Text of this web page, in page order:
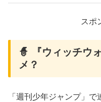
スポ
🧙 『ウィッチウ
メ？
「週刊少年ジャンプ」で